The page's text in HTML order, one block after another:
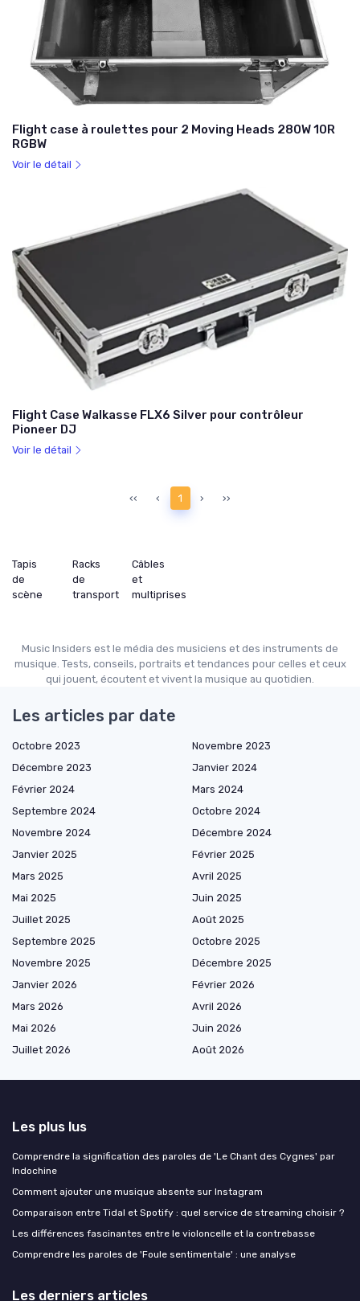
Flight case à roulettes pour 2 Moving Heads 280W 10R
RGBW
Voir le détail
Flight Case Walkasse FLX6 Silver pour contrôleur
Pioneer DJ
Voir le détail
‹‹ ‹ 1 › ››
Tapis
de
scène
Racks
de
transport
Câbles
et
multiprises
Music Insiders est le média des musiciens et des instruments de
musique. Tests, conseils, portraits et tendances pour celles et ceux
qui jouent, écoutent et vivent la musique au quotidien.
Les articles par date
Octobre 2023
Novembre 2023
Décembre 2023
Janvier 2024
Février 2024
Mars 2024
Septembre 2024
Octobre 2024
Novembre 2024
Décembre 2024
Janvier 2025
Février 2025
Mars 2025
Avril 2025
Mai 2025
Juin 2025
Juillet 2025
Août 2025
Septembre 2025
Octobre 2025
Novembre 2025
Décembre 2025
Janvier 2026
Février 2026
Mars 2026
Avril 2026
Mai 2026
Juin 2026
Juillet 2026
Août 2026
Les plus lus
Comprendre la signification des paroles de 'Le Chant des Cygnes' par
Indochine
Comment ajouter une musique absente sur Instagram
Comparaison entre Tidal et Spotify : quel service de streaming choisir ?
Les différences fascinantes entre le violoncelle et la contrebasse
Comprendre les paroles de 'Foule sentimentale' : une analyse
Les derniers articles